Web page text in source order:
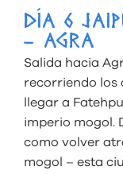
DÍA 6
– AGRA
Salida hacia
recorriendo los
llegar a
imperio mogol.
como volver
mogol – esta